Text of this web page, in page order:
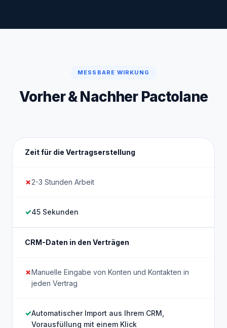
MESSBARE WIRKUNG
Vorher & Nachher Pactolane
Zeit für die Vertragserstellung
2-3 Stunden Arbeit
45 Sekunden
CRM-Daten in den Verträgen
Manuelle Eingabe von Konten und Kontakten in
jeden Vertrag
Automatischer Import aus Ihrem CRM,
Vorausfüllung mit einem Klick